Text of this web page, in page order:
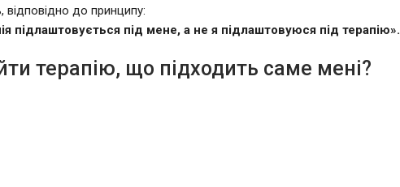
відповідно до принципу:
підлаштовується під мене, а не я підлаштовуюся під терапію».
терапію, що підходить саме мені?